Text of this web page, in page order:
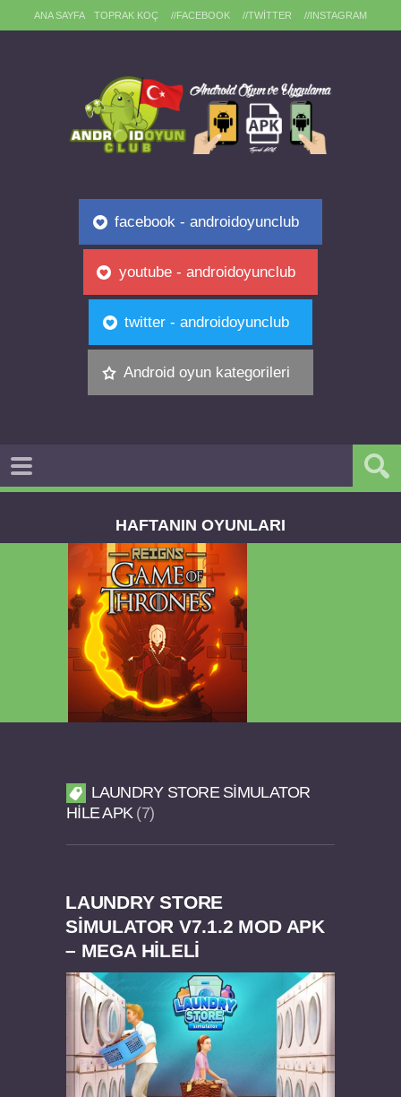
ANA SAYFA TOPRAK KOÇ //FACEBOOK //TWITTER //INSTAGRAM
facebook - androidoyunclub
youtube - androidoyunclub
twitter - androidoyunclub
Android oyun kategorileri
HAFTANIN OYUNLARI
Felix the Reaper v1.25 FULL APK
LAUNDRY STORE SIMULATOR
HILE APK 7
LAUNDRY STORE
SIMULATOR V7.1.2 MOD APK
– MEGA HİLELİ